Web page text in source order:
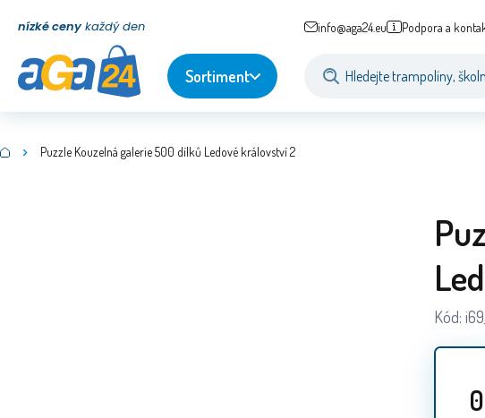
nízké ceny každý den info@aga24.eu Podpora a
Sortiment
Puzzle Kouzelná galerie 500 dílků Ledové království 2
Kód:
0